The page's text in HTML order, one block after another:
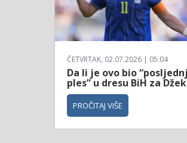
ČETVRTAK, 02.07.2026 | 05:04
Da li je ovo bio
ples” u dresu BiH za
PROČITAJ VIŠE